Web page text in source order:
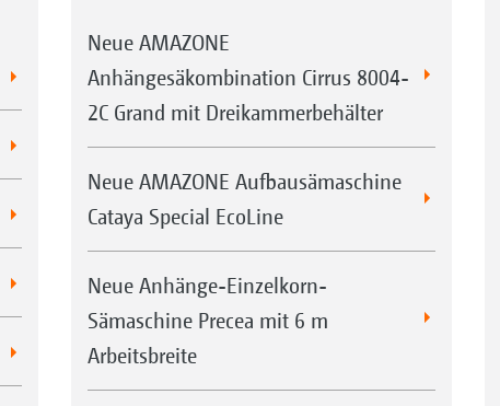
Neue AMAZONE
Anhängesäkombination Cirrus 8004-
2C Grand mit Dreikammerbehälter
Neue AMAZONE Aufbausämaschine
Cataya Special EcoLine
Neue Anhänge-Einzelkorn-
Sämaschine Precea mit 6 m
Arbeitsbreite